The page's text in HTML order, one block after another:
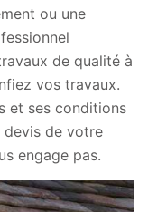
ou une
de qualité à
vos travaux.
et ses conditions
devis de votre
engage pas.